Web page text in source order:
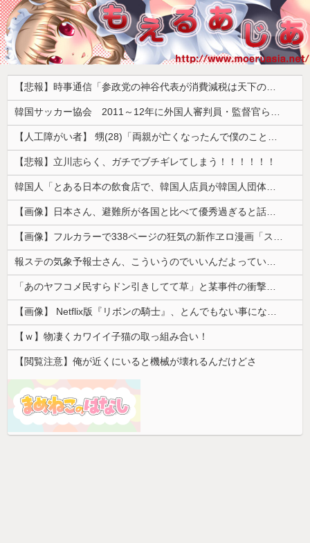
【悲報】時事通信「参政党の神谷代表が消費減税は天下の愚策と批判してるぞ！」 → 安藤幹事長「タイトルに偽りあり！『参政党は消費税廃止派、減税派』」ｗｗｗｗｗｗｗｗ
韓国サッカー協会 2011～12年に外国人審判員・監督官ら10数人を性接待（W杯予選、五輪予選が含まれる）国会議員が事実確認
【人工障がい者】 甥(28)「両親が亡くなったんで僕のこと引き取ってほしいんですけど！」なんでいい年したヒキニートを引き取らなきゃいけないんだ...
【悲報】立川志らく、ガチでブチギレてしまう！！！！！！
韓国人「とある日本の飲食店で、韓国人店員が韓国人団体客と口論になった理由がこちら・・・」
【画像】日本さん、避難所が各国と比べて優秀過ぎると話題に
【画像】フルカラーで338ページの狂気の新作ヱロ漫画「スパ・カイラクーア4」発売から2週間で7万部売れるｗｗｗｗｗ
報ステの気象予報士さん、こういうのでいいんだよっていう横乳の張り
「あのヤフコメ民すらドン引きしてて草」と某事件の衝撃的な公判が話題に、なんか変な力が働いてんのかってくらい……
【画像】 Netflix版『リボンの騎士』、とんでもない事になるｗｗｗｗｗ
【ｗ】物凄くカワイイ子猫の取っ組み合い！
【閲覧注意】俺が近くにいると機械が壊れるんだけどさ